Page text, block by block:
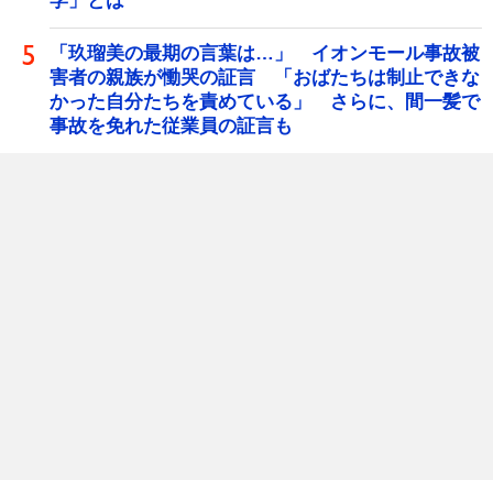
「玖瑠美の最期の言葉は…」 イオンモール事故被
害者の親族が慟哭の証言 「おばたちは制止できな
かった自分たちを責めている」 さらに、間一髪で
事故を免れた従業員の証言も